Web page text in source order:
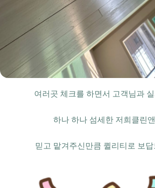
여러곳 체크를 하면서 고객님과
하나 하나 섬세한 저희클린
믿고 맡겨주신만큼 퀼리티로 보